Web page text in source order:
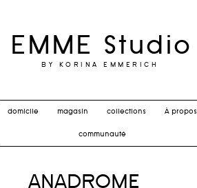
EMME Studio
BY KORINA EMMERICH
domicile magasin collections À propos
communauté
ANADROME